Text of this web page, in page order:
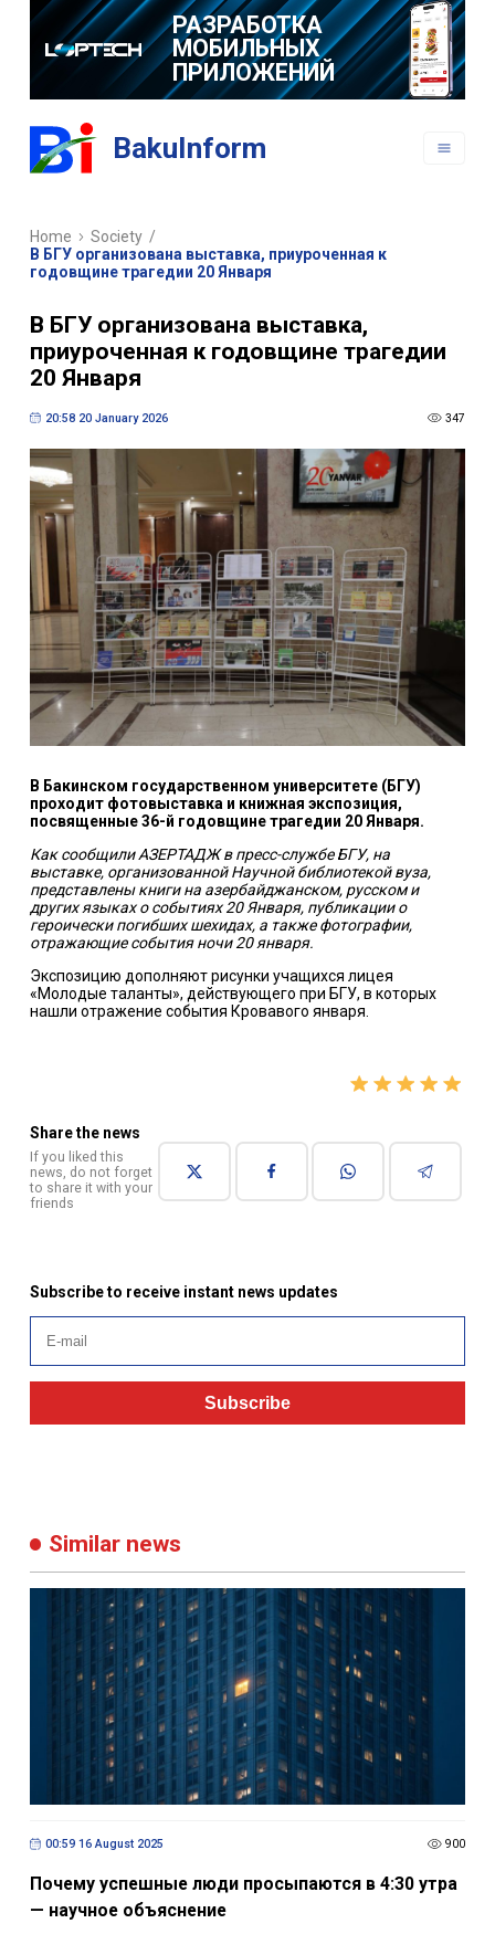
РАЗРАБОТКА
МОБИЛЬНЫХ
ПРИЛОЖЕНИЙ
BakuInform
Home Society /
В БГУ организована выставка, приуроченная к
годовщине трагедии 20 Января
В БГУ организована выставка,
приуроченная к годовщине трагедии
20 Января
20:58 20 January 2026 347
В Бакинском государственном университете (БГУ)
проходит фотовыставка и книжная экспозиция,
посвященные 36-й годовщине трагедии 20 Января.
Как сообщили АЗЕРТАДЖ в пресс-службе БГУ, на
выставке, организованной Научной библиотекой вуза,
представлены книги на азербайджанском, русском и
других языках о событиях 20 Января, публикации о
героически погибших шехидах, а также фотографии,
отражающие события ночи 20 января.
Экспозицию дополняют рисунки учащихся лицея
«Молодые таланты», действующего при БГУ, в которых
нашли отражение события Кровавого января.
Share the news
If you liked this
news, do not forget
to share it with your
friends
Subscribe to receive instant news updates
Subscribe
Similar news
00:59 16 August 2025 900
Почему успешные люди просыпаются в 4:30 утра
— научное объяснение